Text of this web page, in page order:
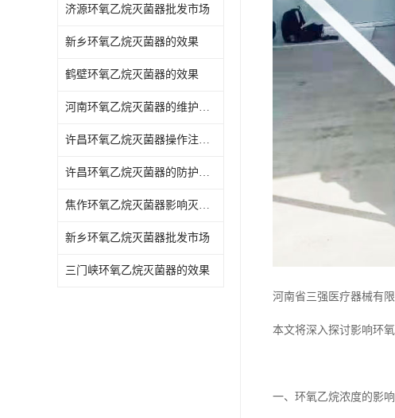
济源环氧乙烷灭菌器批发市场
新乡环氧乙烷灭菌器的效果
鹤壁环氧乙烷灭菌器的效果
河南环氧乙烷灭菌器的维护和保养
许昌环氧乙烷灭菌器操作注意事项
许昌环氧乙烷灭菌器的防护作用
焦作环氧乙烷灭菌器影响灭菌的效果因素
新乡环氧乙烷灭菌器批发市场
三门峡环氧乙烷灭菌器的效果
河南省三强医疗器械有
本文将深入探讨影响环
一、环氧乙烷浓度的影响